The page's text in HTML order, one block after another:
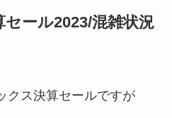
ール2023/混雑状況
クス決算セールですが